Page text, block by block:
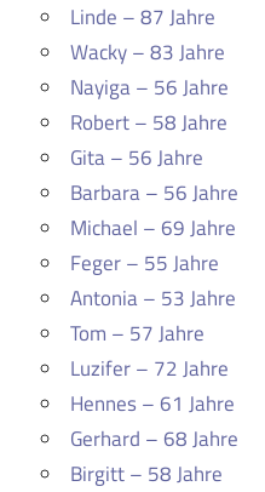
Linde – 87 Jahre
Wacky – 83 Jahre
Nayiga – 56 Jahre
Robert – 58 Jahre
Gita – 56 Jahre
Barbara – 56 Jahre
Michael – 69 Jahre
Feger – 55 Jahre
Antonia – 53 Jahre
Tom – 57 Jahre
Luzifer – 72 Jahre
Hennes – 61 Jahre
Gerhard – 68 Jahre
Birgitt – 58 Jahre